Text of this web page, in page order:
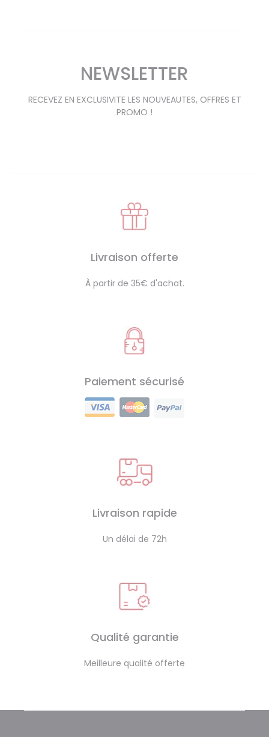
NEWSLETTER
RECEVEZ EN EXCLUSIVITE LES NOUVEAUTES, OFFRES ET
PROMO !
Livraison offerte
À partir de 35€ d'achat.
Paiement sécurisé
Livraison rapide
Un délai de 72h
Qualité garantie
Meilleure qualité offerte